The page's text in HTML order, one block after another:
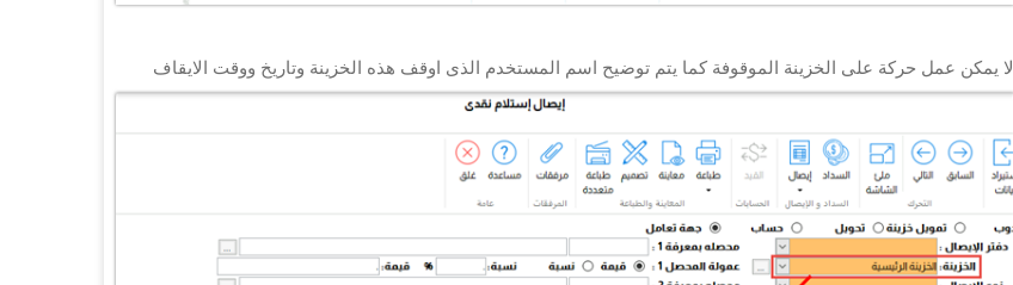
لا يمكن عمل حركة على الخزينة الموقوفة كما يتم توضيح اسم المستخدم الذى اوقف هذه الخزينة وتاريخ ووقت الايقاف